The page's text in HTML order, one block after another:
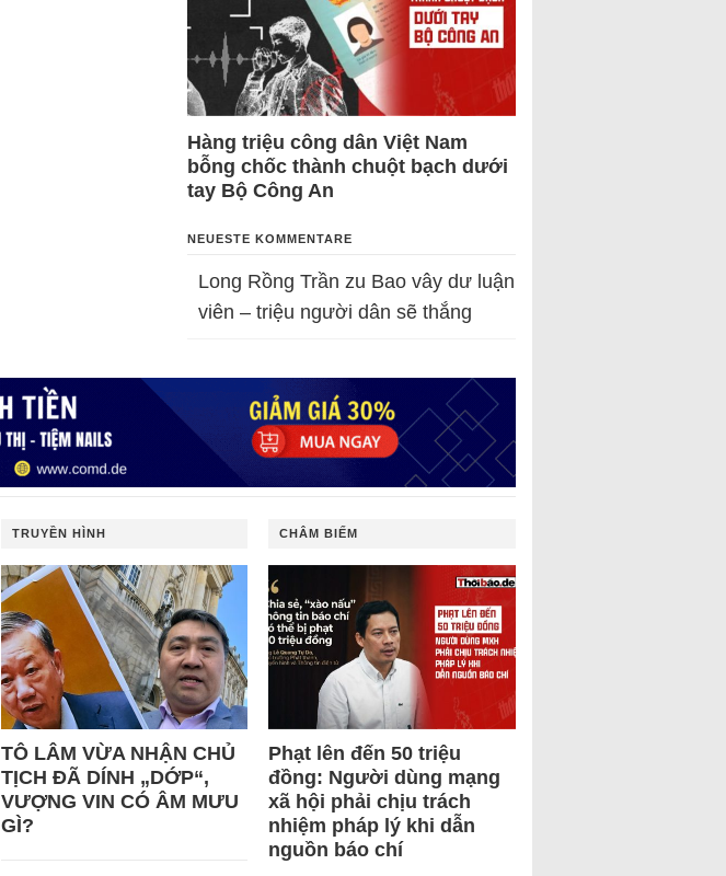
Hàng triệu công dân Việt Nam
bỗng chốc thành chuột bạch dưới
tay Bộ Công An
NEUESTE KOMMENTARE
Long Rồng Trần zu Bao vây dư luận
viên – triệu người dân sẽ thắng
TRUYỀN HÌNH
TÔ LÂM VỪA NHẬN CHỦ
TỊCH ĐÃ DÍNH „DỚP“,
VƯỢNG VIN CÓ ÂM MƯU
GÌ?
CHÂM BIẾM
Phạt lên đến 50 triệu
đồng: Người dùng mạng
xã hội phải chịu trách
nhiệm pháp lý khi dẫn
nguồn báo chí